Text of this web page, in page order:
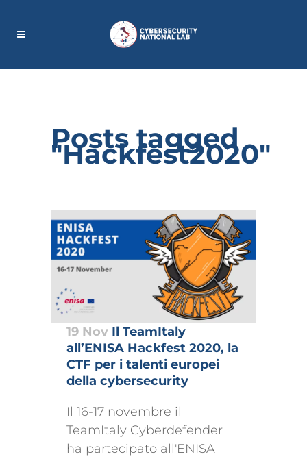
Posts tagged
"Hackfest2020"
19 Nov Il TeamItaly
all’ENISA Hackfest 2020, la
CTF per i talenti europei
della cybersecurity
Il 16-17 novembre il
TeamItaly Cyberdefender
ha partecipato all'ENISA